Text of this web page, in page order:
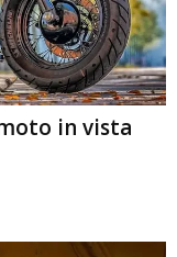
in vista